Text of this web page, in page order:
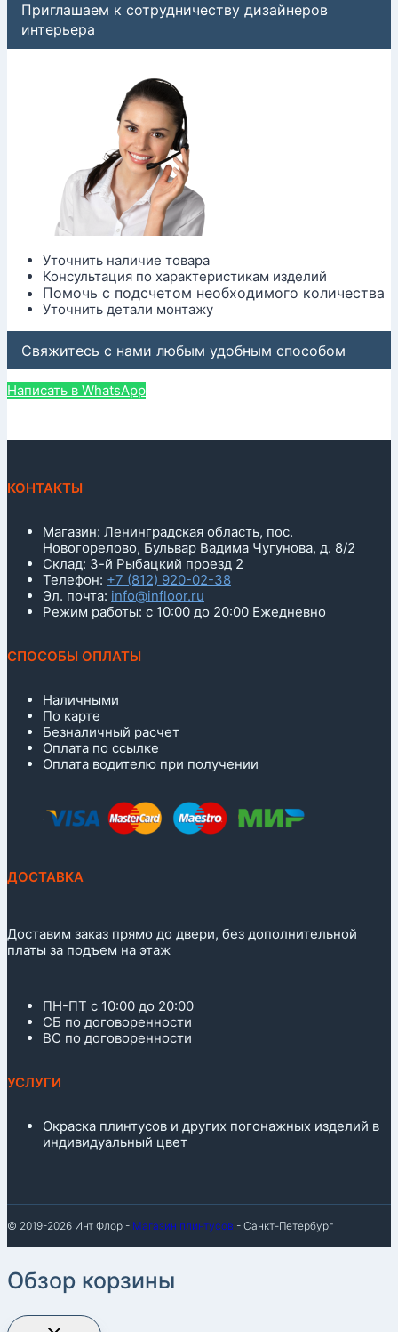
Приглашаем к сотрудничеству дизайнеров
интерьера
Уточнить наличие товара
Консультация по характеристикам изделий
Помочь с подсчетом необходимого количества
Уточнить детали монтажу
Свяжитесь с нами любым удобным способом
Написать в WhatsApp
КОНТАКТЫ
Магазин: Ленинградская область, пос.
Новогорелово, Бульвар Вадима Чугунова, д. 8/2
Склад: 3-й Рыбацкий проезд 2
Телефон: +7 (812) 920-02-38
Эл. почта: info@infloor.ru
Режим работы: с 10:00 до 20:00 Ежедневно
СПОСОБЫ ОПЛАТЫ
Наличными
По карте
Безналичный расчет
Оплата по ссылке
Оплата водителю при получении
ДОСТАВКА
Доставим заказ прямо до двери, без дополнительной
платы за подъем на этаж
ПН-ПТ с 10:00 до 20:00
СБ по договоренности
ВС по договоренности
УСЛУГИ
Окраска плинтусов и других погонажных изделий в
индивидуальный цвет
© 2019-2026 Инт Флор - Магазин плинтусов - Санкт-Петербург
Обзор корзины